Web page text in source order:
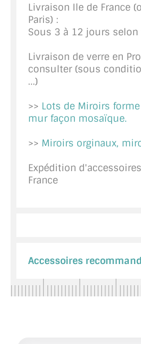
PLAN DU SITE
DÉCONNEXION
NOUS TROUVER - BUC 78
Livraison Ile de France
Paris) :
Sous 3 à 12 jours selon
Livraison de verre en
consulter (sous
...)
>> Lots de Miroirs
mur façon mosaïque.
>> Miroirs orginaux,
Expédition
France
Accessoires